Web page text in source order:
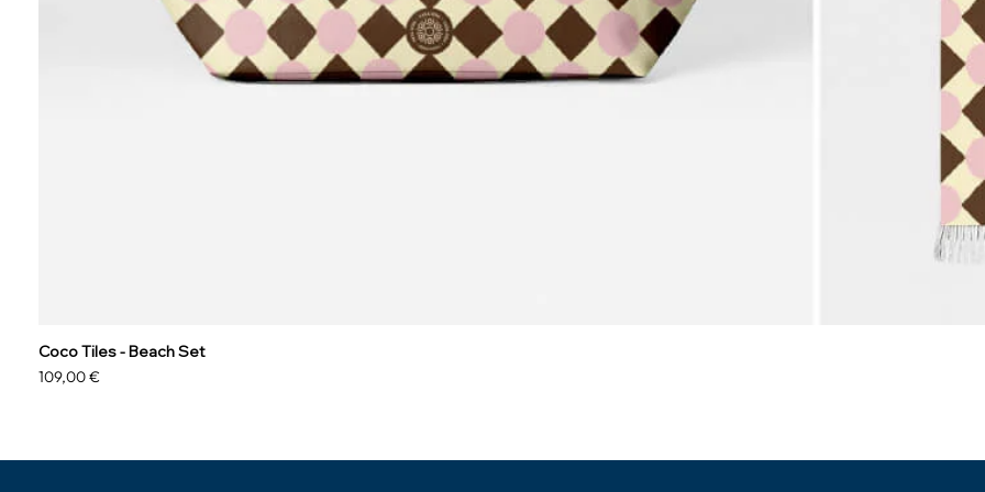
Coco Tiles - Beach Set
Precio
109,00 €